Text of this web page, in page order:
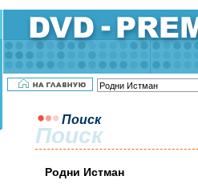
Поиск
Поиск
Родни Истман